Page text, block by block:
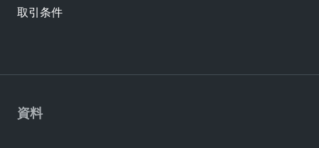
資料
取引条件